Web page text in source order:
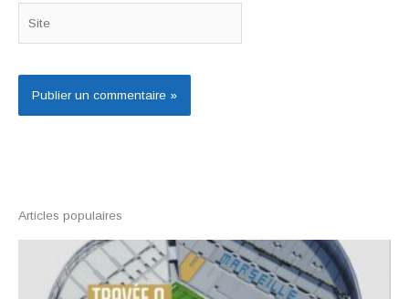
Articles populaires